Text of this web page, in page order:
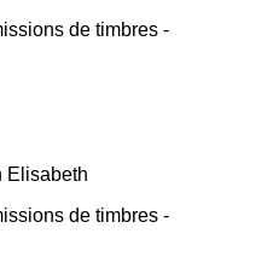
de timbres -
Elisabeth
de timbres -